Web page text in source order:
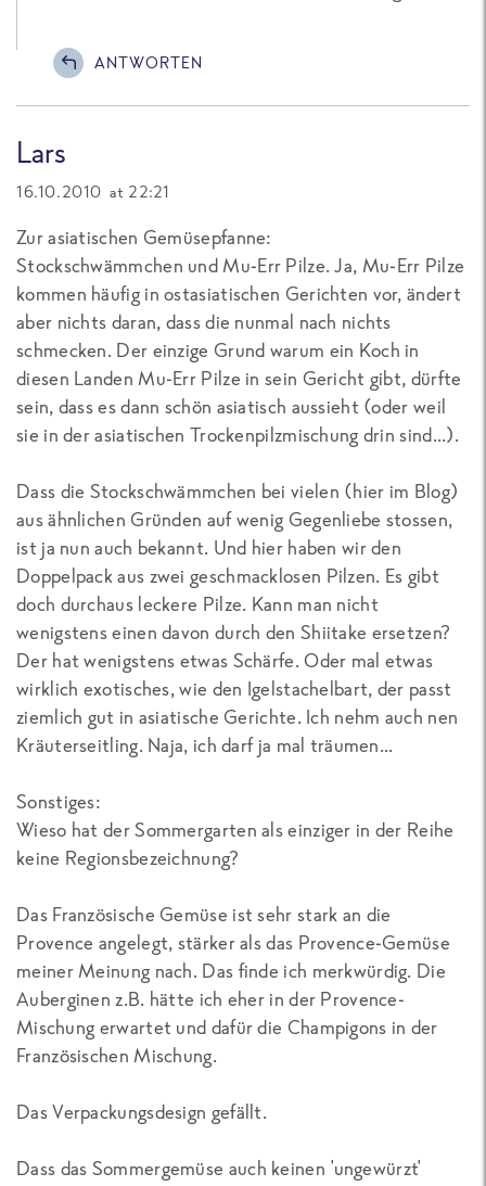
ANTWORTEN
Lars
16.10.2010 at 22:21
Zur asiatischen Gemüsepfanne:
Stockschwämmchen und Mu-Err Pilze. Ja, Mu-Err Pilze
kommen häufig in ostasiatischen Gerichten vor, ändert
aber nichts daran, dass die nunmal nach nichts
schmecken. Der einzige Grund warum ein Koch in
diesen Landen Mu-Err Pilze in sein Gericht gibt, dürfte
sein, dass es dann schön asiatisch aussieht (oder weil
sie in der asiatischen Trockenpilzmischung drin sind...).
Dass die Stockschwämmchen bei vielen (hier im Blog)
aus ähnlichen Gründen auf wenig Gegenliebe stossen,
ist ja nun auch bekannt. Und hier haben wir den
Doppelpack aus zwei geschmacklosen Pilzen. Es gibt
doch durchaus leckere Pilze. Kann man nicht
wenigstens einen davon durch den Shiitake ersetzen?
Der hat wenigstens etwas Schärfe. Oder mal etwas
wirklich exotisches, wie den Igelstachelbart, der passt
ziemlich gut in asiatische Gerichte. Ich nehm auch nen
Kräuterseitling. Naja, ich darf ja mal träumen...
Sonstiges:
Wieso hat der Sommergarten als einziger in der Reihe
keine Regionsbezeichnung?
Das Französische Gemüse ist sehr stark an die
Provence angelegt, stärker als das Provence-Gemüse
meiner Meinung nach. Das finde ich merkwürdig. Die
Auberginen z.B. hätte ich eher in der Provence-
Mischung erwartet und dafür die Champigons in der
Französischen Mischung.
Das Verpackungsdesign gefällt.
Dass das Sommergemüse auch keinen 'ungewürzt'